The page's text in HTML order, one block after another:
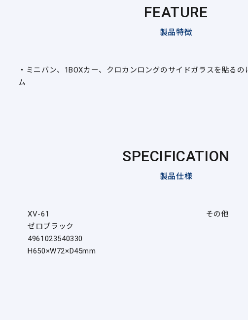
FEATURE
製品特徴
・ミニバン、1BOXカー、クロカンロングのサイドガラスを貼る
ム
SPECIFICATION
製品仕様
XV-61
ゼロブラック
4961023540330
H650×W72×D45mm
その他